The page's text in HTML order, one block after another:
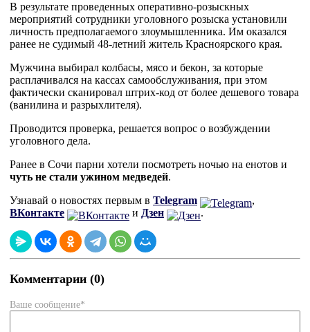
В результате проведенных оперативно-розыскных
мероприятий сотрудники уголовного розыска установили
личность предполагаемого злоумышленника. Им оказался
ранее не судимый 48-летний житель Красноярского края.
Мужчина выбирал колбасы, мясо и бекон, за которые
расплачивался на кассах самообслуживания, при этом
фактически сканировал штрих-код от более дешевого товара
(ванилина и разрыхлителя).
Проводится проверка, решается вопрос о возбуждении
уголовного дела.
Ранее в Сочи парни хотели посмотреть ночью на енотов и
чуть не стали ужином медведей.
Узнавай о новостях первым в Telegram
,
ВКонтакте
и Дзен .
Комментарии (0)
Ваше сообщение*